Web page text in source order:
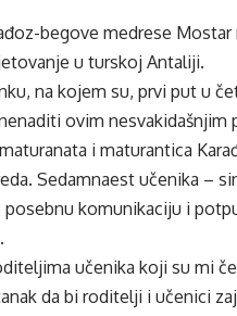
begove medrese
u turskoj Antaliji.
na kojem su, prvi put u
ovim nesvakidašnjim
i maturantica
Sedamnaest učenika –
komunikaciju i
učenika koji su mi
da bi roditelji i učenici